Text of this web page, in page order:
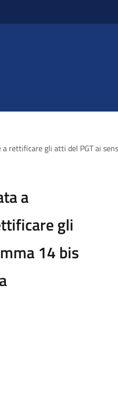
rettificare gli atti del PGT ai
a
gli
14 bis